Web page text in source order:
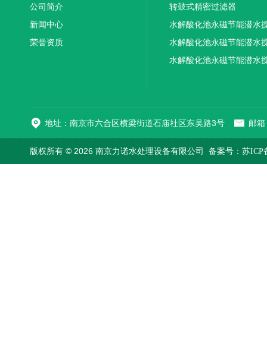
公司简介
新闻中心
荣誉资质
转鼓式精密过滤器
水解酸化池永磁节能潜水
机厂家供应
水解酸化池永磁节能潜水
机厂家直销
水解酸化池永磁节能潜水
地址：南京市六合区横梁街道石庙社区东吴路3号 邮
版权所有 © 2026 南京力诺水处理设备有限公司 备案号：苏ICP